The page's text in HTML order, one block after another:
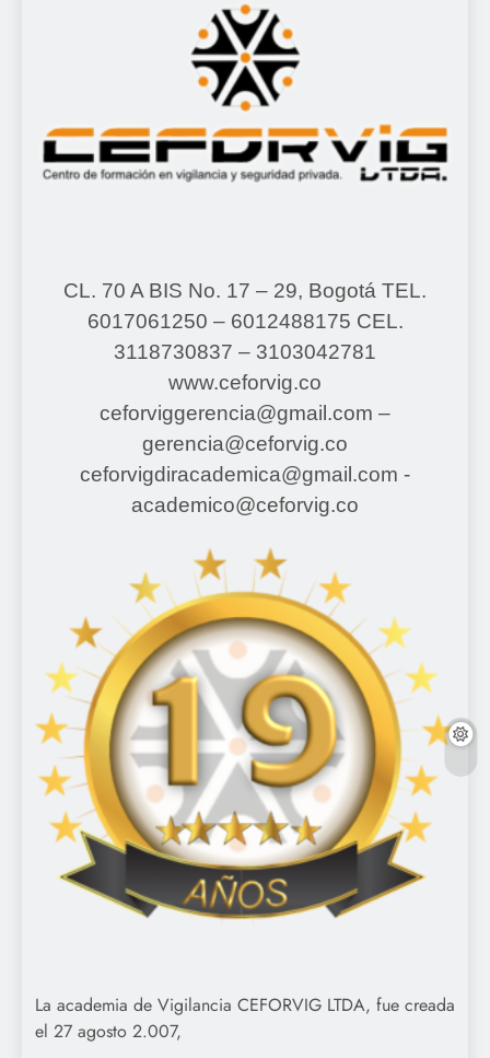
CL. 70 A BIS No. 17 – 29, Bogotá TEL.
6017061250 – 6012488175 CEL.
3118730837 – 3103042781
www.ceforvig.co
ceforviggerencia@gmail.com –
gerencia@ceforvig.co
ceforvigdiracademica@gmail.com -
academico@ceforvig.co
La academia de Vigilancia CEFORVIG LTDA, fue creada
el 27 agosto 2.007,